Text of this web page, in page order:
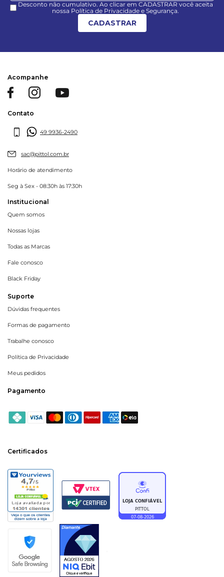
Desconto não cumulativo. Ao clicar em CADASTRAR você aceita
nossa Política de Privacidade e Segurança.
CADASTRAR
Acompanhe
Contato
49 9936-2490
sac@pittol.com.br
Horário de atendimento
Seg à Sex - 08:30h às 17:30h
Institucional
Quem somos
Nossas lojas
Todas as Marcas
Fale conosco
Black Friday
Suporte
Dúvidas frequentes
Formas de pagamento
Trabalhe conosco
Política de Privacidade
Meus pedidos
Pagamento
Certificados